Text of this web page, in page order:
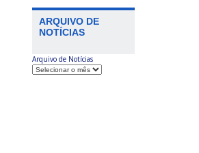
ARQUIVO DE
NOTÍCIAS
Arquivo de Notícias